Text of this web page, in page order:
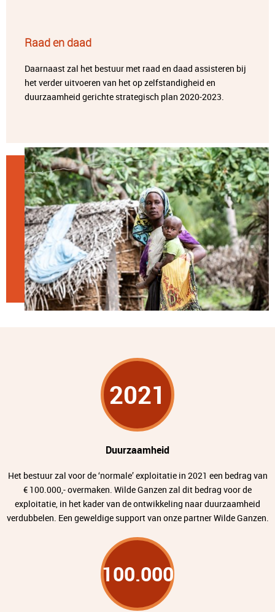
Raad en daad
Daarnaast zal het bestuur met raad en daad assisteren bij
het verder uitvoeren van het op zelfstandigheid en
duurzaamheid gerichte strategisch plan 2020-2023.
2021
Duurzaamheid
Het bestuur zal voor de ‘normale’ exploitatie in 2021 een bedrag van
€ 100.000,- overmaken. Wilde Ganzen zal dit bedrag voor de
exploitatie, in het kader van de ontwikkeling naar duurzaamheid
verdubbelen. Een geweldige support van onze partner Wilde Ganzen.
100.000